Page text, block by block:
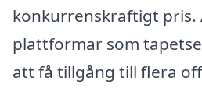
konkurrenskraftigt pris.
plattformar som
att få tillgång till flera